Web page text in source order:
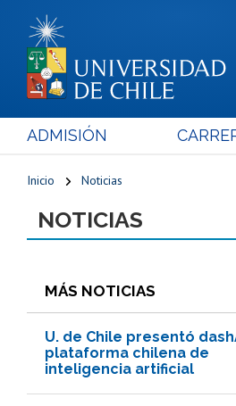
ADMISIÓN
Inicio Noticias
NOTICIAS
MÁS NOTICIAS
U. de Chile presentó
plataforma chilena de
inteligencia artificial